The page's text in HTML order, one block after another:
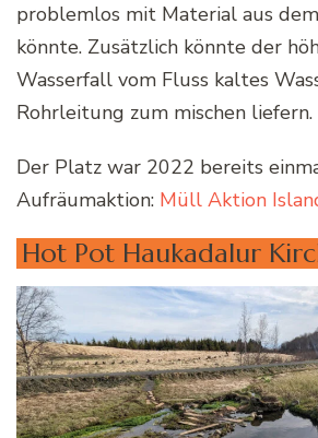
problemlos mit Material aus
könnte. Zusätzlich könnte der
Wasserfall vom Fluss kaltes
Rohrleitung zum mischen liefern.
Der Platz war 2022 bereits
Aufräumaktion: Müll Aktion
Hot Pot Haukadalur